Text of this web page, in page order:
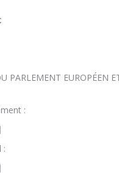
PARLEMENT
:
: